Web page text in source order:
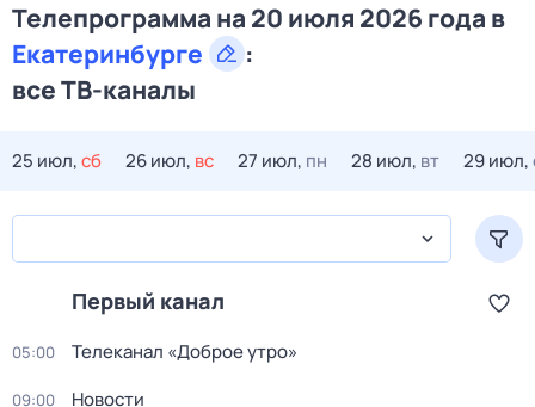
Телепрограмма на 20 июля 2026 года в
Екатеринбурге
:
все ТВ-каналы
25 июл,сб 26 июл, вс 27 июл, пн 28 июл, вт 29 июл,
Первый канал
05:00 Телеканал «Доброе утро»
09:00 Новости